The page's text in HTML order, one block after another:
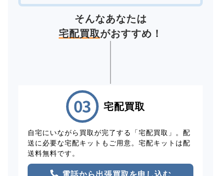
そんなあなたは
宅配買取がおすすめ！
宅配買取
自宅にいながら買取が完了する「宅配買取」。配
送に必要な宅配キットもご用意。宅配キットは配
送料無料です。
電話から出張買取を申し込む